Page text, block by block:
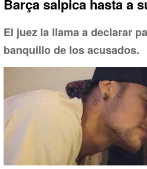
Barça salpica hasta a
El juez la llama a declarar
banquillo de los acusados.